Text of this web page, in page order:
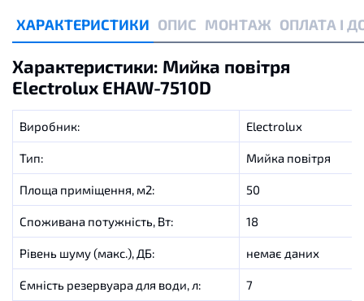
ХАРАКТЕРИСТИКИ ОПИС МОНТАЖ ОПЛАТА І
Характеристики: Мийка повітря
Electrolux EHAW-7510D
Виробник: Electrolux
Тип: Мийка повітря
Площа приміщення, м2: 50
Споживана потужність, Вт: 18
Рівень шуму(макс.), ДБ: немає даних
Ємність резервуара для води, л: 7